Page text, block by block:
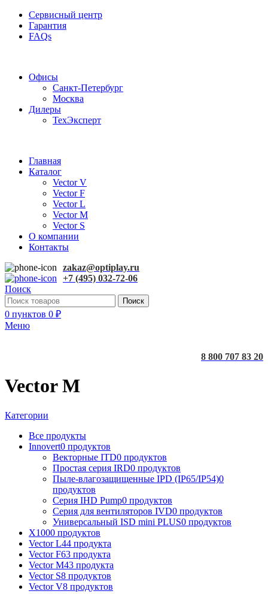
Сервисный центр
Гарантия
FAQs
Офисы
Санкт-Петербург
Москва
Дилеры
ТехЭксперт
Главная
Каталог
Vector V
Vector F
Vector L
Vector M
Vector S
О компании
Контакты
zakaz@optiplay.ru
+7 (495) 032-72-06
Поиск
Поиск
0 пунктов 0 ₽
Меню
8 800 707 83 20
Vector M
Категории
Все продукты
Innovert0 продуктов
Векторные ITD0 продуктов
Простая серия IRD0 продуктов
Пыле-влагозащищенные IPD (IP65/IP54)0
продуктов
Серия IHD Pump0 продуктов
Серия для вентиляторов IVD0 продуктов
Универсальный ISD mini PLUS0 продуктов
X1000 продуктов
Vector L44 продукта
Vector F63 продукта
Vector M43 продукта
Vector S8 продуктов
Vector V8 продуктов